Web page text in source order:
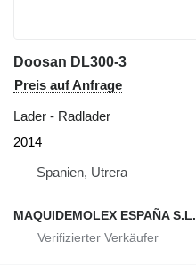
Doosan DL300-3
Preis auf Anfrage
Lader - Radlader
2014
Spanien, Utrera
MAQUIDEMOLEX ESPAÑA S.L.